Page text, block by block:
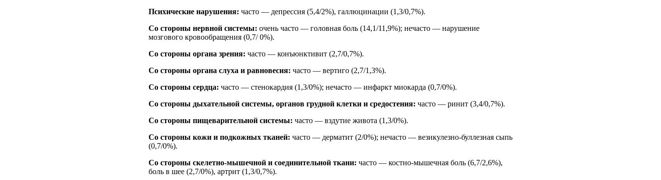
Психические нарушения: часто — депрессия (5,4/2%), галлюцинации (1,3/0,7%).
Со стороны нервной системы: очень часто — головная боль (14,1/11,9%); нечасто — нарушение
мозгового кровообращения (0,7/ 0%).
Со стороны органа зрения: часто — конъюнктивит (2,7/0,7%).
Со стороны органа слуха и равновесия: часто — вертиго (2,7/1,3%).
Со стороны сердца: часто — стенокардия (1,3/0%); нечасто — инфаркт миокарда (0,7/0%).
Со стороны дыхательной системы, органов грудной клетки и средостения: часто — ринит (3,4/0,7%).
Со стороны пищеварительной системы: часто — вздутие живота (1,3/0%).
Со стороны кожи и подкожных тканей: часто — дерматит (2/0%); нечасто — везикулезно-буллезная сыпь
(0,7/0%).
Со стороны скелетно-мышечной и соединительной ткани: часто — костно-мышечная боль (6,7/2,6%),
боль в шее (2,7/0%), артрит (1,3/0,7%).